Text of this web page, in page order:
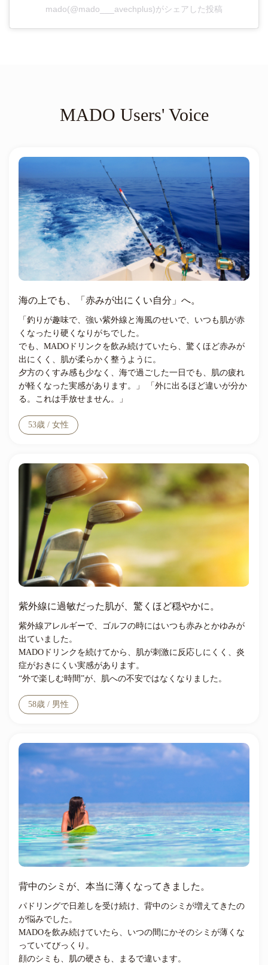
mado(@mado___avechplus)がシェアした投稿
MADO Users' Voice
海の上でも、「赤みが出にくい自分」へ。
「釣りが趣味で、強い紫外線と海風のせいで、いつも肌が赤
くなったり硬くなりがちでした。
でも、MADOドリンクを飲み続けていたら、驚くほど赤みが
出にくく、肌が柔らかく整うように。
夕方のくすみ感も少なく、海で過ごした一日でも、肌の疲れ
が軽くなった実感があります。」 「外に出るほど違いが分か
る。これは手放せません。」
53歳 / 女性
紫外線に過敏だった肌が、驚くほど穏やかに。
紫外線アレルギーで、ゴルフの時にはいつも赤みとかゆみが
出ていました。
MADOドリンクを続けてから、肌が刺激に反応しにくく、炎
症がおきにくい実感があります。
“外で楽しむ時間”が、肌への不安ではなくなりました。
58歳 / 男性
背中のシミが、本当に薄くなってきました。
パドリングで日差しを受け続け、背中のシミが増えてきたの
が悩みでした。
MADOを飲み続けていたら、いつの間にかそのシミが薄くな
っていてびっくり。
顔のシミも、肌の硬さも、まるで違います。